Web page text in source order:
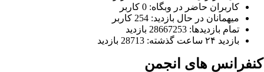
کاربران حاضر در وبگاه: 0 کاربر
میهمانان در حال بازدید: 254 کاربر
تمام بازدید‌ها: 28667253 بازدید
بازدید ۲۴ ساعت گذشته: 28713 بازدید
های انجمن